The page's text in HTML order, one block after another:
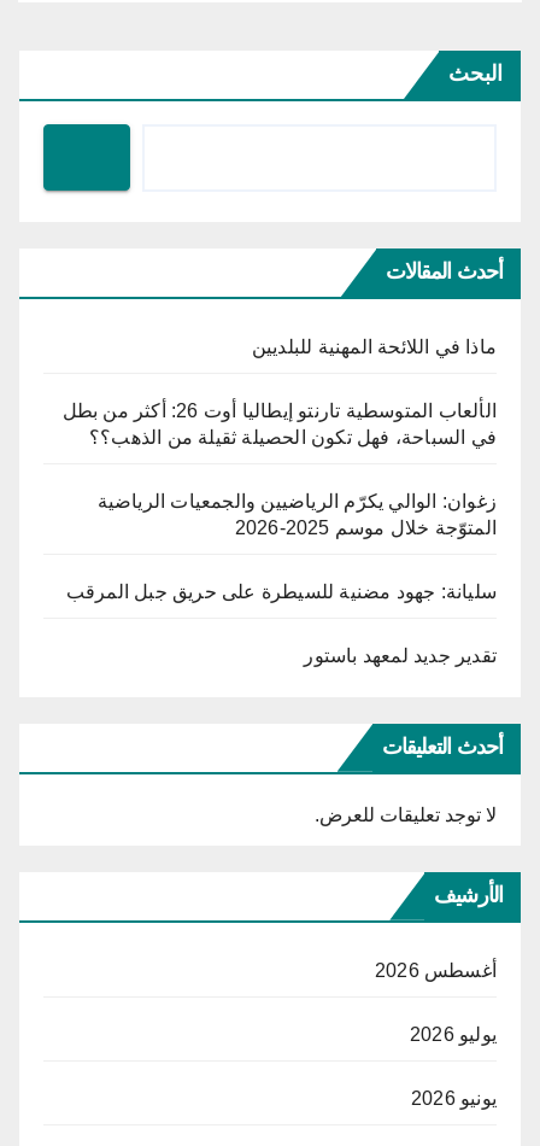
البحث
أحدث المقالات
ماذا في اللائحة المهنية للبلديين
الألعاب المتوسطية تارنتو إيطاليا أوت 26: أكثر من بطل
في السباحة، فهل تكون الحصيلة ثقيلة من الذهب؟؟
زغوان: الوالي يكرّم الرياضيين والجمعيات الرياضية
المتوّجة خلال موسم 2025-2026
سليانة: جهود مضنية للسيطرة على حريق جبل المرقب
تقدير جديد لمعهد باستور
أحدث التعليقات
لا توجد تعليقات للعرض.
الأرشيف
أغسطس 2026
يوليو 2026
يونيو 2026